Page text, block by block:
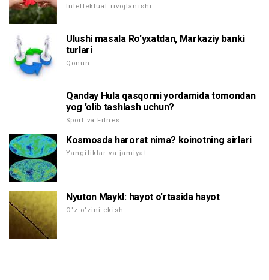
Intellektual rivojlanishi
Ulushi masala Ro'yxatdan, Markaziy banki
turlari
Qonun
Qanday Hula qasqonni yordamida tomondan
yog 'olib tashlash uchun?
Sport va Fitnes
Kosmosda harorat nima? koinotning sirlari
Yangiliklar va jamiyat
Nyuton Maykl: hayot o'rtasida hayot
O'z-o'zini ekish